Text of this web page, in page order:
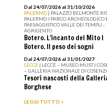
Dal 24/07/2026 al 31/10/2026
PALERMO | PALAZZO BELMONTE
PALERMO I PARCO ARCHEOLOGICO
PAESAGGISTICO VALLE DEI TEMPLI -
AGRIGENTO
Botero. L’incanto del Mito I
Botero. Il peso dei sogni
Dal 24/07/2026 al 31/01/2027
LECCE | LECCE – MUSEO MUST I
– GALLERIA NAZIONALE DI
Tesori nascosti della
Borghese
LEGGI TUTTO >